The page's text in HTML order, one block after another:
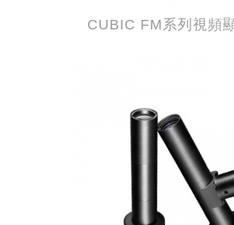
CUBIC FM系列視頻